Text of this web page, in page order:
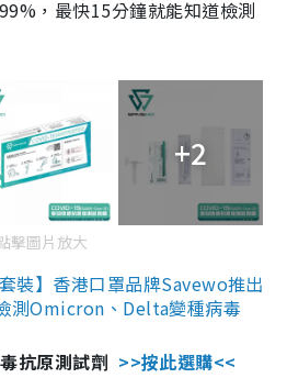
，最快15分鐘就能知道檢測
+2
擊圖片放大
裝】香港口罩品牌Savewo推出
測Omicron、Delta變種病毒
抗原測試劑 >>按此選購<<